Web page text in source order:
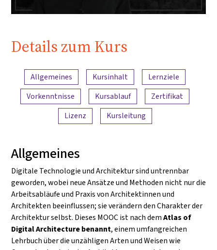
Details zum Kurs
Inhaltsübersicht
Allgemeines Kursinhalt
Lernziele
Vorkenntnisse
Kursablauf
Zertifikat
Lizenz
Kursleitung
Allgemeines
Digitale Technologie und Architektur sind untrennbar
geworden, wobei neue Ansätze und Methoden nicht nur die
Arbeitsabläufe und Praxis von Architektinnen und
Architekten beeinflussen; sie verändern den Charakter der
Architektur selbst. Dieses MOOC ist nach demAtlas of
Digital Architecturebenannt, einem umfangreichen
Lehrbuch über die unzähligen Arten und Weisen wie